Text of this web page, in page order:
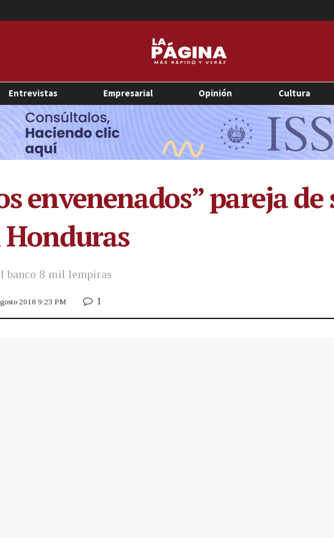
Entrevistas Empresarial Opinión Cultura
envenenados” pareja
banco 8 mil lempiras
2018 9:23 PM 1